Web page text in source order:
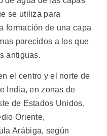
se utiliza para
formación de una capa
parecidos a los que
antiguas.
el centro y el norte de
India, en zonas de
de Estados Unidos,
Oriente,
Arábiga, según